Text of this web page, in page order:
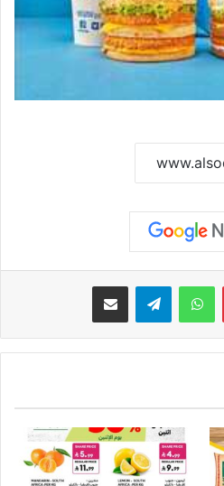
بينتيريستواتساب تيلقرام مشاركة عبر البريد